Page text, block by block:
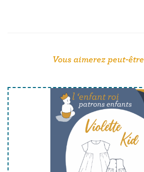
Vous aimerez peut-